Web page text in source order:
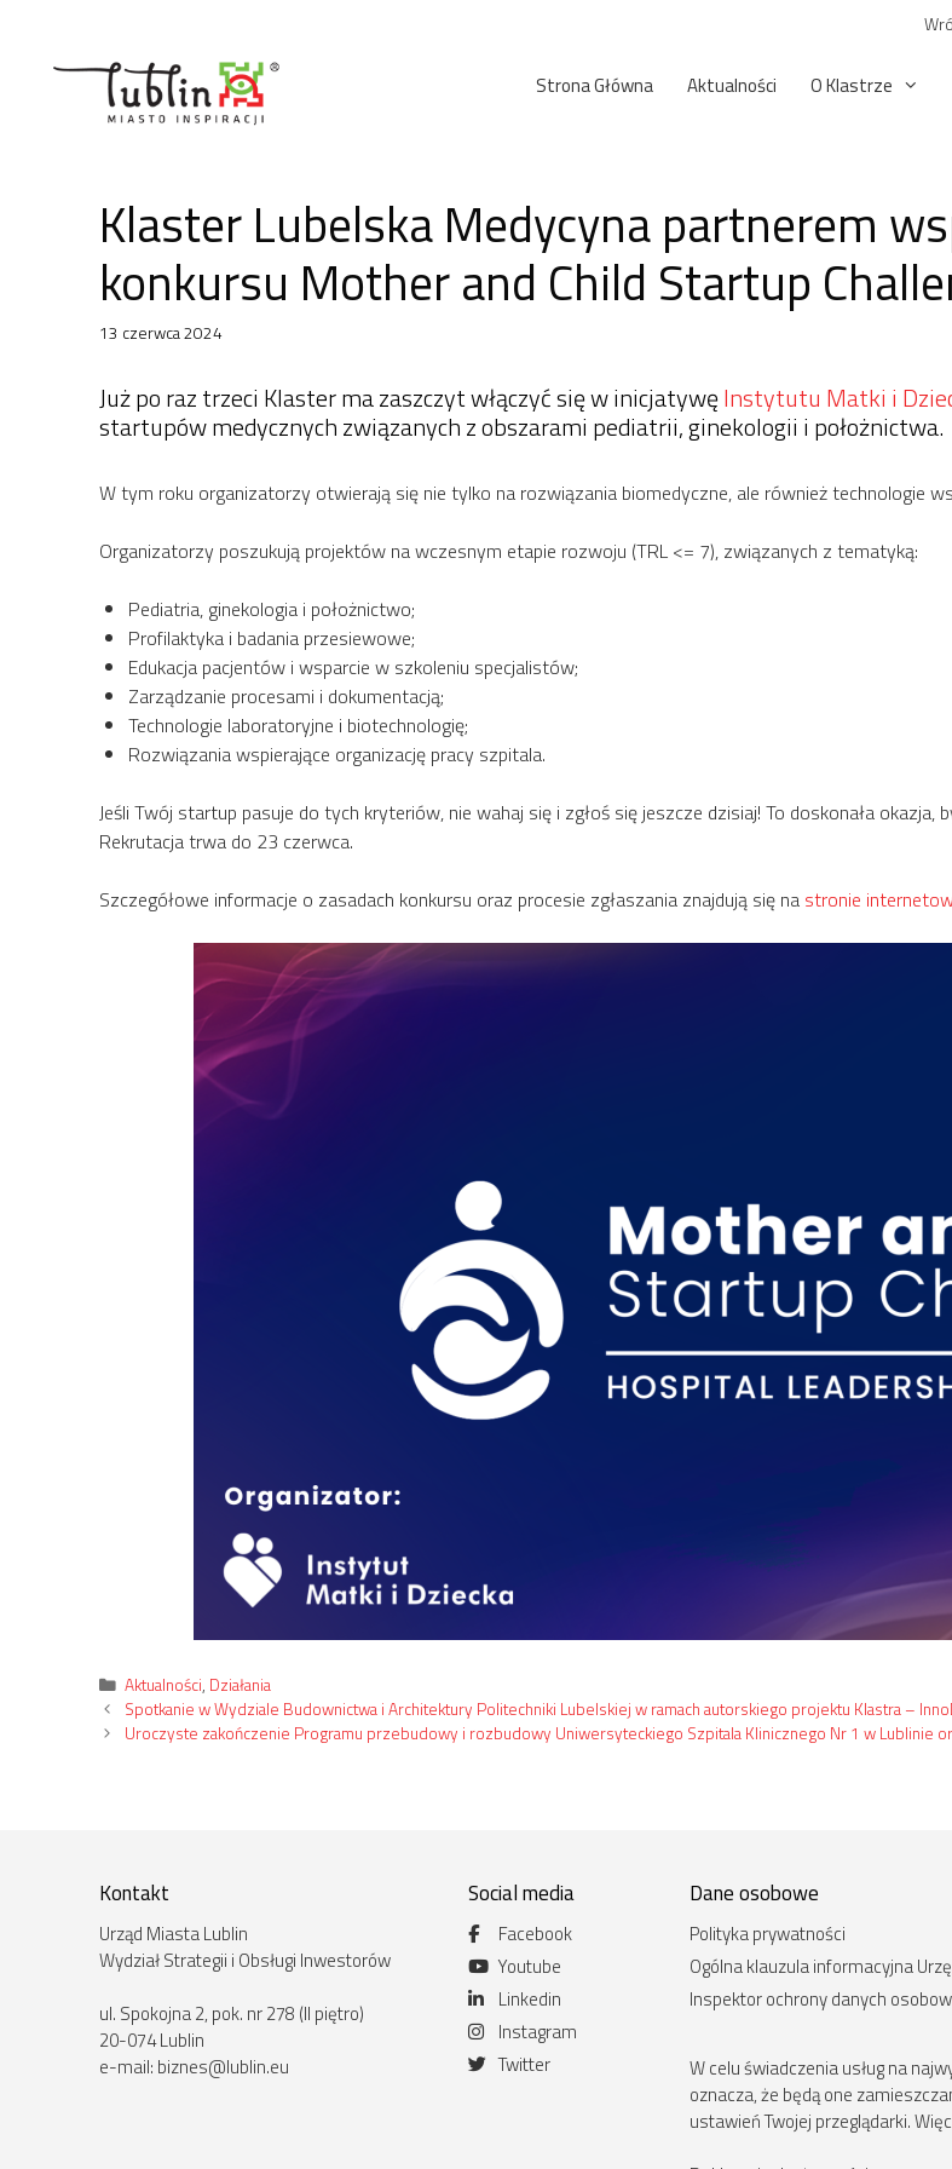
Strona Główna Aktualności O Klastrze
Klaster Lubelska Medycyna partnerem
konkursu Mother and Child Startup
13 czerwca 2024
Już po raz trzeci Klaster ma zaszczyt włączyć się w inicjatywęInstytutu Matki i
startupów medycznych związanych z obszarami pediatrii, ginekologii i położnictwa.
W tym roku organizatorzy otwierają się nie tylko na rozwiązania biomedyczne, ale również technologie
Organizatorzy poszukują projektów na wczesnym etapie rozwoju (TRL <= 7), związanych z tematyką:
Pediatria, ginekologia i położnictwo;
Profilaktyka i badania przesiewowe;
Edukacja pacjentów i wsparcie w szkoleniu specjalistów;
Zarządzanie procesami i dokumentacją;
Technologie laboratoryjne i biotechnologię;
Rozwiązania wspierające organizację pracy szpitala.
Jeśli Twój startup pasuje do tych kryteriów, nie wahaj się i zgłoś się jeszcze dzisiaj! To doskonała
Rekrutacja trwa do 23 czerwca.
Szczegółowe informacje o zasadach konkursu oraz procesie zgłaszania znajdują się na stronie
Kategorie
Aktualności, Działania
Spotkanie w Wydziale Budownictwa i Architektury Politechniki Lubelskiej w ramach autorskiego projektu Klastra –
Uroczyste zakończenie Programu przebudowy i rozbudowy Uniwersyteckiego Szpitala Klinicznego Nr 1 w Lublinie
Kontakt
Urząd Miasta Lublin
Wydział Strategii i Obsługi Inwestorów
ul. Spokojna 2, pok. nr 278 (II piętro)
20-074 Lublin
e-mail: biznes@lublin.eu
Social media
Facebook
Youtube
Linkedin
Instagram
Twitter
Dane osobowe
Polityka prywatności
Ogólna klauzula informacyjna
Inspektor ochrony danych
W celu świadczenia usług na
oznacza, że będą one
ustawień Twojej przeglądarki.